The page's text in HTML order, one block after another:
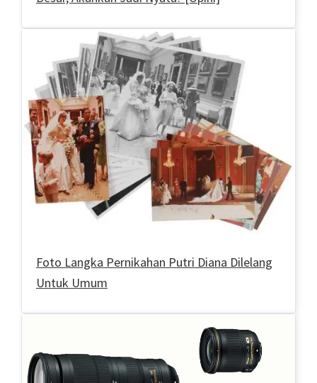
Foto Langka Pernikahan Putri Diana Dilelang
Untuk Umum